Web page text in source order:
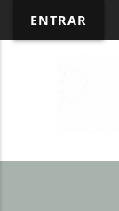
ENTRAR